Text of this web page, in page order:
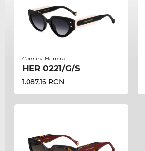
Carolina Herrera
HER 0221/G/S
1.087,16 RON